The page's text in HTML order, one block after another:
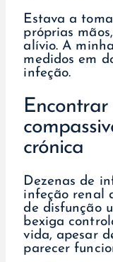
Estava a
próprias
alívio. A
medidos em
infeção.
crónica
Dezenas de
infeção renal
de disfunção
bexiga
vida, apesar
parecer